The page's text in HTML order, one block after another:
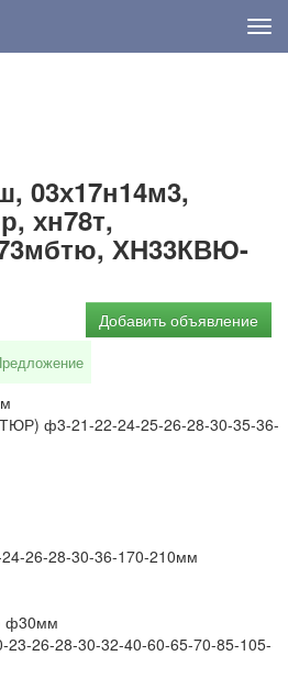
03х17н14м3,
хн78т,
ХН33КВЮ-
Добавить объявление
ф3-21-22-24-25-26-28-30-35-36-
26-28-30-36-170-210мм
ф30мм
26-28-30-32-40-60-65-70-85-105-